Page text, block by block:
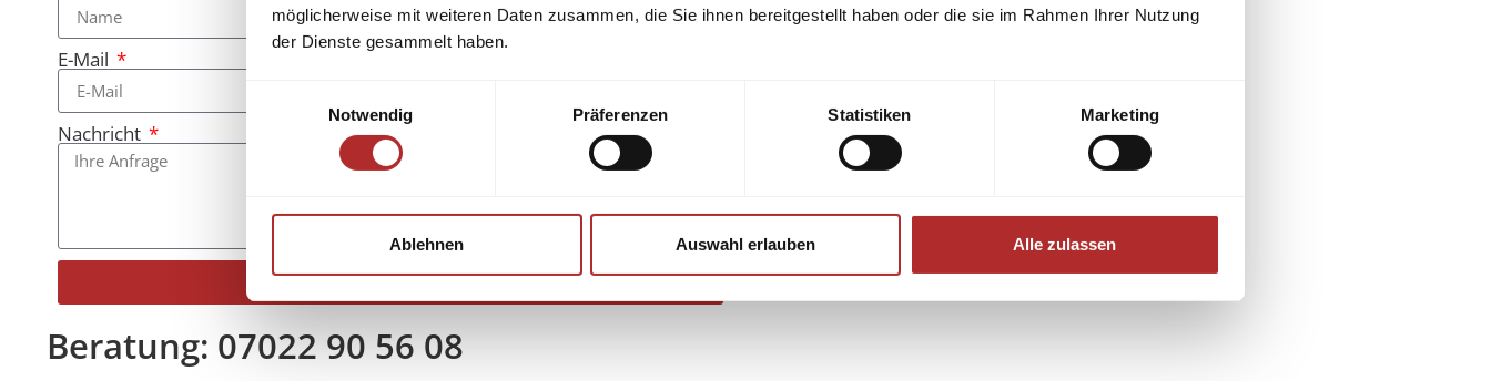
möglicherweise mit weiteren Daten zusammen, die Sie ihnen bereitgestellt haben oder die sie im Rahmen Ihrer Nutzung
der Dienste gesammelt haben.
Notwendig
Präferenzen Statistiken Marketing
Ablehnen Auswahl erlauben Alle zulassen
E-Mail
Nachricht
Beratung: 07022 90 56 08